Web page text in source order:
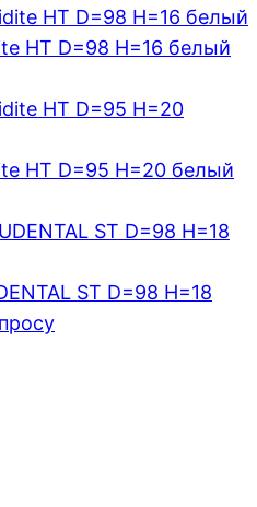
HT D=98 H=16 белый
HT D=95 H=20 белый
ST D=98 H=18